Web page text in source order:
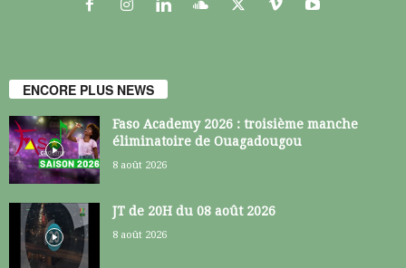
ENCORE PLUS NEWS
Faso Academy 2026 : troisième manche
éliminatoire de Ouagadougou
8 août 2026
JT de 20H du 08 août 2026
8 août 2026